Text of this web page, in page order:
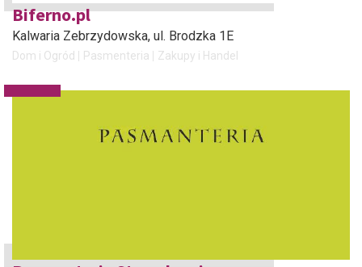
Biferno.pl
Kalwaria Zebrzydowska, ul. Brodzka 1E
Dom i Ogród Pasmenteria Zakupy i Handel